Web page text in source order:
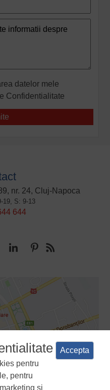
datelor mele
Confidentialitate
nr. 24, Cluj-Napoca
19, S: 9-13
644
pentru
pentru
si
Accepta